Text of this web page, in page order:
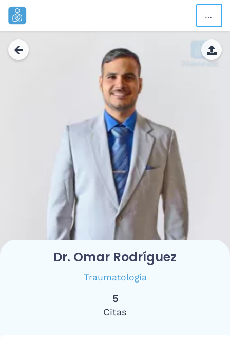
Dr. Omar Rodríguez
Traumatología
5
Citas